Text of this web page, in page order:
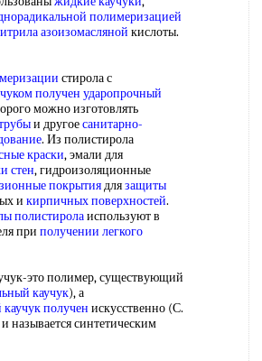
полимеризацией
азоизомасляной кислоты.
стирола с
получен ударопрочный
можно изготовлять
и другоесанитарно-
. Из полистирола
краски, эмали для
стен, гидроизоляционные
покрытиядлязащиты
и кирпичных поверхностей.
полистиролаиспользуют в
при получении легкого
это полимер, существующий
каучук), а
получен искусственно (С.
называется синтетическим